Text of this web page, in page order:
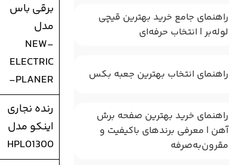
راهنمای جامع خرید بهترین قیچی
لوله‌بر | انتخاب حرفه‌ای
راهنمای انتخاب بهترین جعبه بکس
راهنمای خرید بهترین صفحه برش
آهن | معرفی برندهای باکیفیت و
مقرون‌به‌صرفه
برقی باس
مدل
NEW-
ELECTRIC
-PLANER
رنده نجاری
اینکو مدل
HPL01300